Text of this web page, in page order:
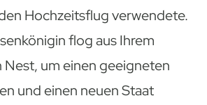
Hochzeitsflug verwendete.
flog aus Ihrem
um einen geeigneten
und einen neuen Staat